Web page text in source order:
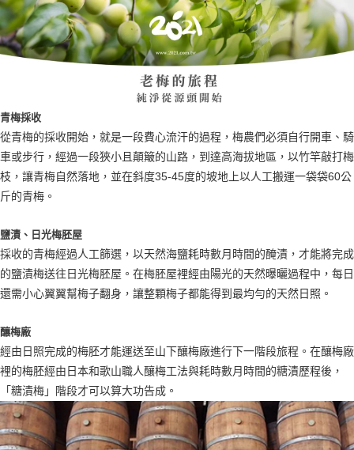
青梅採收
從青梅的採收開始，就是一段費心流汗的過程，梅農們必須自行開車、騎
車或步行，經過一段狹小且顛簸的山路，到達高海拔地區，以竹竿敲打梅
枝，讓青梅自然落地，並在斜度35-45度的坡地上以人工搬運一袋袋60公
斤的青梅。
鹽漬、日光梅胚屋
採收的青梅經過人工篩選，以天然海鹽耗時數月時間的醃漬，才能將完成
的鹽漬梅送往日光梅胚屋。在梅胚屋裡經由陽光的天然曝曬過程中，每日
還需小心翼翼幫梅子翻身，讓整顆梅子都能得到最均勻的天然日照。
釀梅廠
經由日照完成的梅胚才能運送至山下釀梅廠進行下一階段旅程。在釀梅廠
裡的梅胚經由日本和歌山職人釀梅工法與耗時數月時間的糖漬歷程後，
「糖漬梅」階段才可以算大功告成。